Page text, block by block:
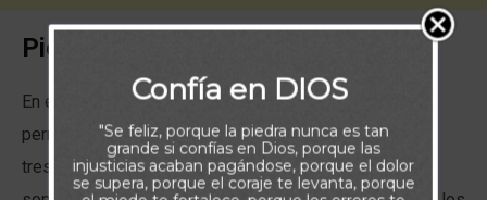
Piensa:
En el barrio residencial donde vivo, nos quejamos
permanentemente de los cortes de luz. Pueden ocurrir
tres veces por semana y durar todo un día. Es difícil
Confía en DIOS
"Se feliz, porque la piedra nunca es tan
grande si confías en Dios, porque las
injusticias acaban pagándose, porque el dolor
se supera, porque el coraje te levanta, porque